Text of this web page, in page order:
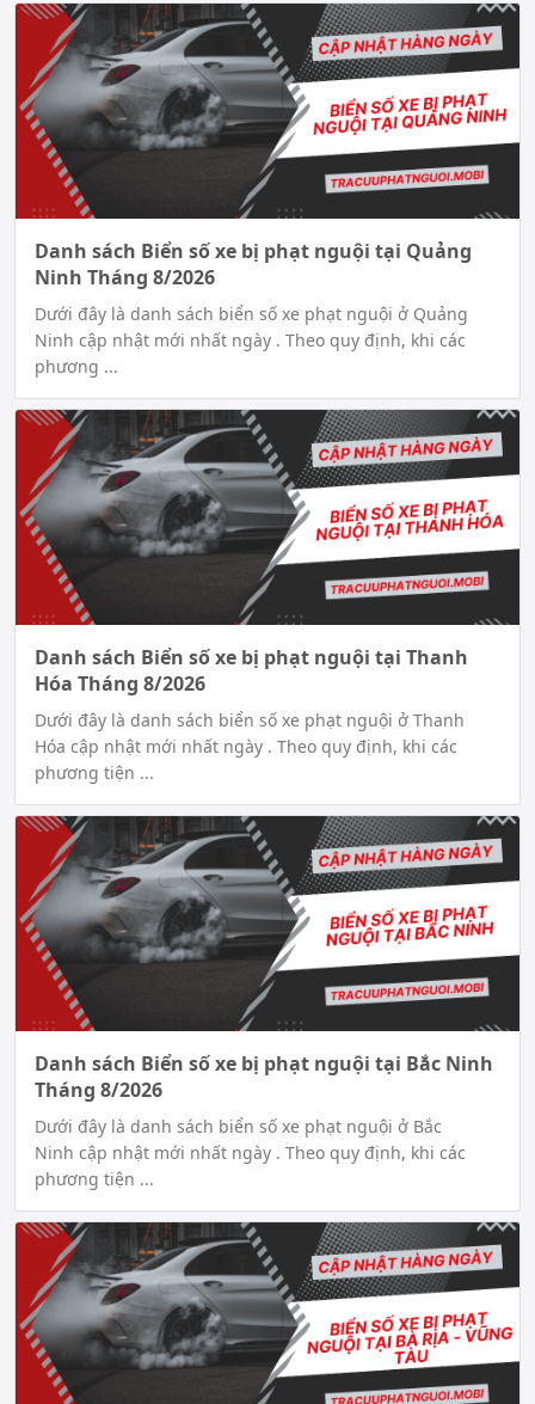
Danh sách Biển số xe bị phạt nguội tại Quảng
Ninh Tháng 8/2026
Dưới đây là danh sách biển số xe phạt nguội ở Quảng
Ninh cập nhật mới nhất ngày . Theo quy định, khi các
phương ...
Danh sách Biển số xe bị phạt nguội tại Thanh
Hóa Tháng 8/2026
Dưới đây là danh sách biển số xe phạt nguội ở Thanh
Hóa cập nhật mới nhất ngày . Theo quy định, khi các
phương tiện ...
Danh sách Biển số xe bị phạt nguội tại Bắc Ninh
Tháng 8/2026
Dưới đây là danh sách biển số xe phạt nguội ở Bắc
Ninh cập nhật mới nhất ngày . Theo quy định, khi các
phương tiện ...